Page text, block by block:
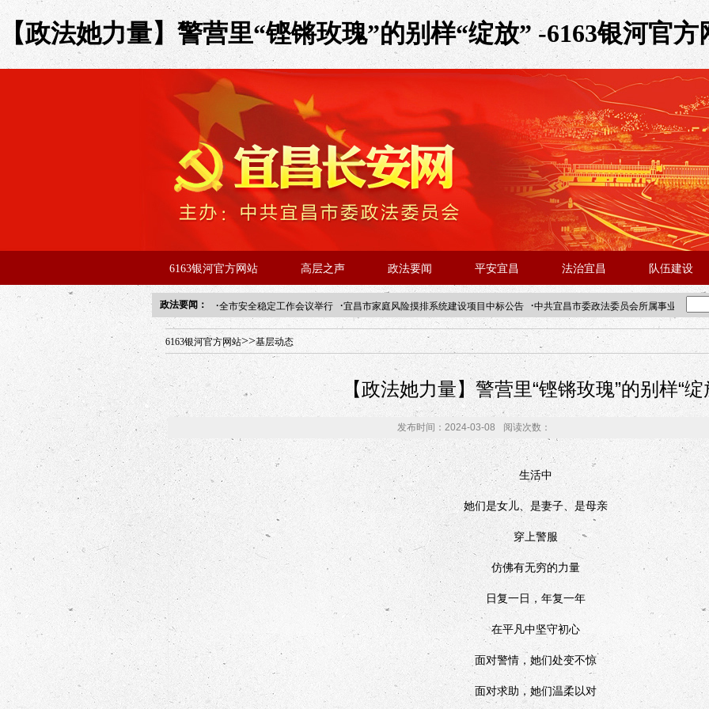
【政法她力量】警营里“铿锵玫瑰”的别样“绽放” -6163银河官方
6163银河官方网站 高层之声 政法要闻 平安宜昌 法治宜昌 队伍建设
政法要闻： ·全市安全稳定工作会议举行 ·宜昌市家庭风险摸排系统建设项目中标公告 ·中共宜昌市委政法委员会所属事业单位
年“招才兴业”事业单位人才引进·北京站人民大学入校工作提醒
6163银河官方网站>>基层动态
【政法她力量】警营里“铿锵玫瑰”的别样“绽
发布时间：2024-03-08 阅读次数：
生活中
她们是女儿、是妻子、是母亲
穿上警服
仿佛有无穷的力量
日复一日，年复一年
在平凡中坚守初心
面对警情，她们处变不惊
面对求助，她们温柔以对